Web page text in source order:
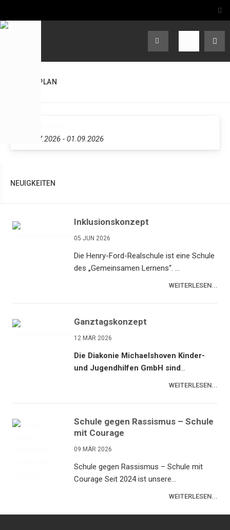
TERMINPLAN
20.07.2026 - 01.09.2026
NEUIGKEITEN
Inklusionskonzept
05 JUN 2026
Die Henry-Ford-Realschule ist eine Schule
des „Gemeinsamen Lernens“. ...
WEITERLESEN...
Ganztagskonzept
12 MÄR 2026
Die Diakonie Michaelshoven Kinder-
und Jugendhilfen GmbH sind...
WEITERLESEN...
Schule gegen Rassismus – Schule
mit Courage
09 MÄR 2026
Schule gegen Rassismus – Schule mit
Courage Seit 2024 ist unsere...
WEITERLESEN...